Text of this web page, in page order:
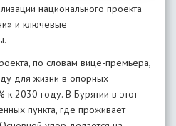
национального проекта
и ключевые
по словам вице-премьера,
для жизни в опорных
к 2030 году. В Бурятии в этот
пункта, где проживает